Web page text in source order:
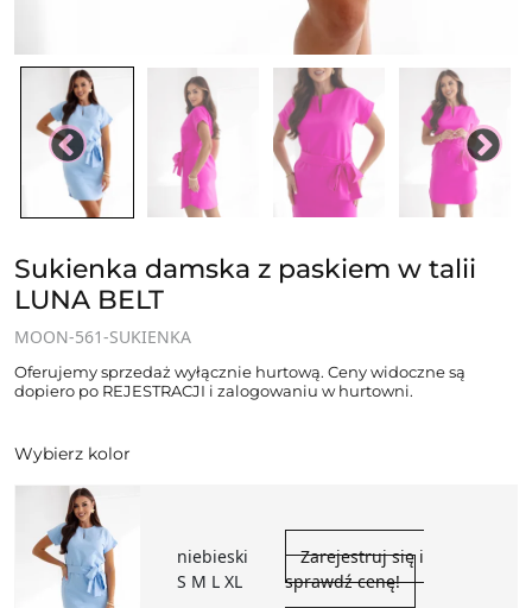
Sukienka damska z paskiem w talii
LUNA BELT
MOON-561-SUKIENKA
Oferujemy sprzedaż wyłącznie hurtową. Ceny widoczne są
dopiero po REJESTRACJI i zalogowaniu w hurtowni.
Wybierz kolor
niebieski
S M L XL
Zarejestruj się i
sprawdź cenę!